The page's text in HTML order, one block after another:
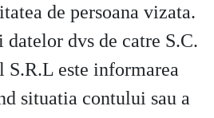
de persoana vizata.
dvs de catre S.C.
S.R.L este informarea
situatia contului sau a